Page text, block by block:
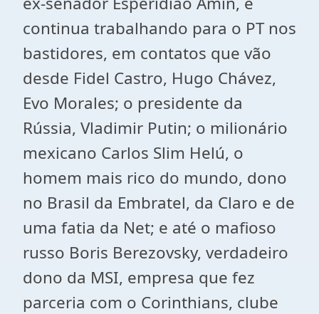
continua trabalhando para o PT nos
bastidores, em contatos que vão
desde Fidel Castro, Hugo Chávez,
Evo Morales; o presidente da
Rússia, Vladimir Putin; o milionário
mexicano Carlos Slim Helú, o
homem mais rico do mundo, dono
no Brasil da Embratel, da Claro e de
uma fatia da Net; e até o mafioso
russo Boris Berezovsky, verdadeiro
dono da MSI, empresa que fez
parceria com o Corinthians, clube